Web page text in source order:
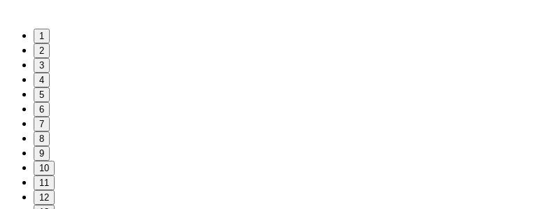
1
2
3
4
5
6
7
8
9
10
11
12